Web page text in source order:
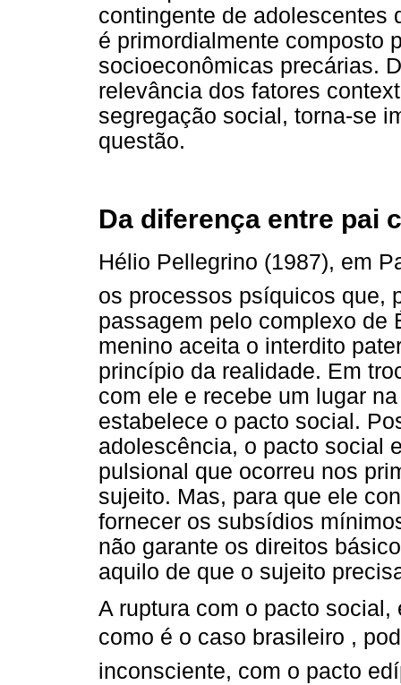
contingente de adolescentes
é primordialmente composto
socioeconômicas precárias.
relevância dos fatores
segregação social, torna-se
questão.
Da diferença entre pai
Hélio Pellegrino (1987), em
os processos psíquicos que,
passagem pelo complexo de
menino aceita o interdito
princípio da realidade. Em
com ele e recebe um lugar
estabelece o pacto social.
adolescência, o pacto social
pulsional que ocorreu nos
sujeito. Mas, para que ele
fornecer os subsídios
não garante os direitos
aquilo de que o sujeito
A ruptura com o pacto
como é o caso brasileiro ,
inconsciente, com o pacto